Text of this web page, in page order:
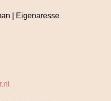
| Eigenaresse